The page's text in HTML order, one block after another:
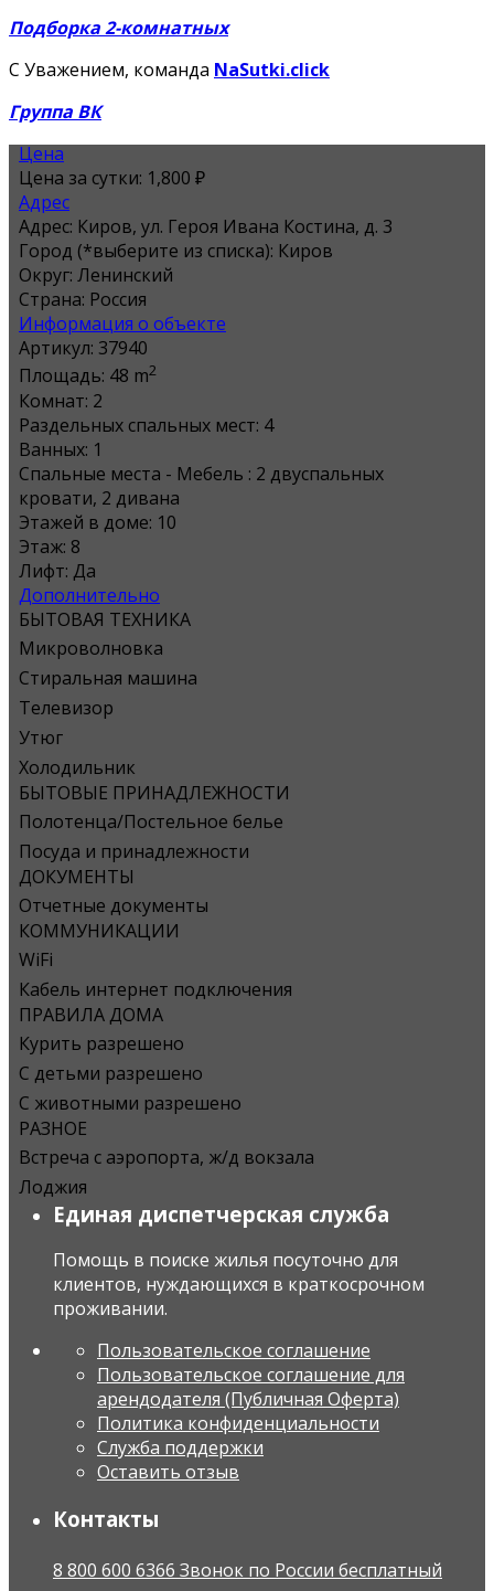
Подборка 2-комнатных
С Уважением, команда NaSutki.click
Группа ВК
Цена
Цена за сутки: 1,800 ₽
Адрес
Адрес: Киров, ул. Героя Ивана Костина, д. 3
Город (*выберите из списка): Киров
Округ: Ленинский
Страна: Россия
Информация о объекте
Артикул: 37940
Площадь: 48 m2
Комнат: 2
Раздельных спальных мест: 4
Ванных: 1
Спальные места - Мебель : 2 двуспальных
кровати, 2 дивана
Этажей в доме: 10
Этаж: 8
Лифт: Да
Дополнительно
БЫТОВАЯ ТЕХНИКА
Микроволновка
Стиральная машина
Телевизор
Утюг
Холодильник
БЫТОВЫЕ ПРИНАДЛЕЖНОСТИ
Полотенца/Постельное белье
Посуда и принадлежности
ДОКУМЕНТЫ
Отчетные документы
КОММУНИКАЦИИ
WiFi
Кабель интернет подключения
ПРАВИЛА ДОМА
Курить разрешено
С детьми разрешено
С животными разрешено
РАЗНОЕ
Встреча с аэропорта, ж/д вокзала
Лоджия
Единая диспетчерская служба
Помощь в поиске жилья посуточно для
клиентов, нуждающихся в краткосрочном
проживании.
Пользовательское соглашение
Пользовательское соглашение для
арендодателя (Публичная Оферта)
Политика конфиденциальности
Служба поддержки
Оставить отзыв
Контакты
8 800 600 6366 Звонок по России бесплатный